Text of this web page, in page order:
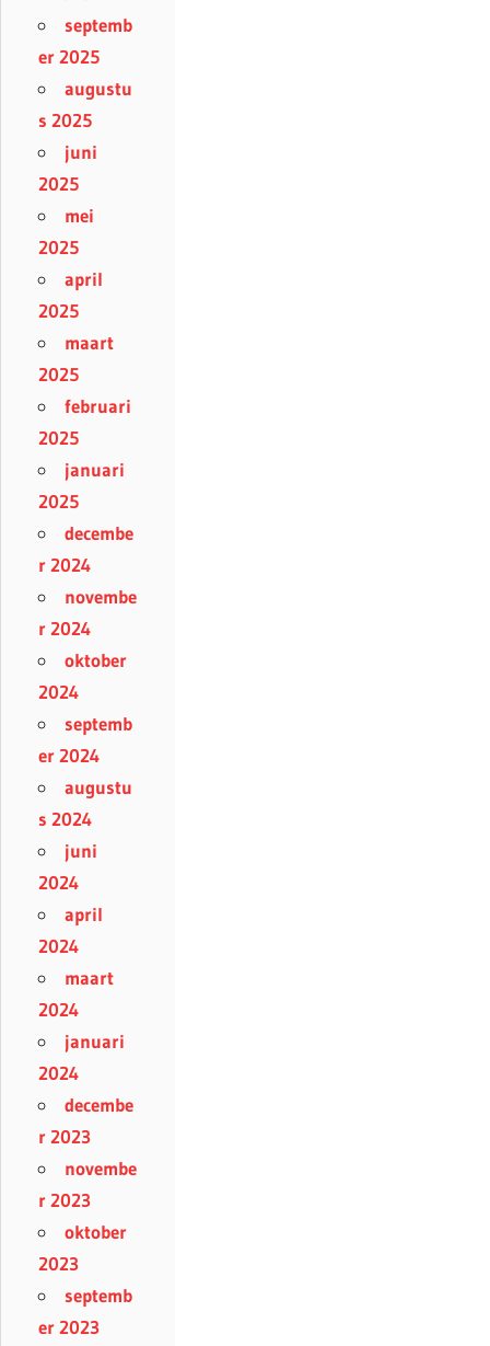
septemb
er 2025
augustu
s 2025
juni
2025
mei
2025
april
2025
maart
2025
februari
2025
januari
2025
decembe
r 2024
novembe
r 2024
oktober
2024
septemb
er 2024
augustu
s 2024
juni
2024
april
2024
maart
2024
januari
2024
decembe
r 2023
novembe
r 2023
oktober
2023
septemb
er 2023